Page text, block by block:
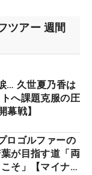
ツアー 週間
… 久世夏乃香は
へ課題克服の圧
幕戦】
ロゴルファーの
が目指す道「両
そ」【マイナビ